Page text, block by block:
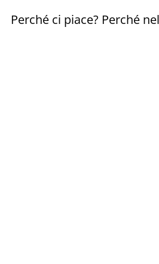
Perché ci piace? Perché